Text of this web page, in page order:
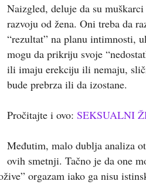
Naizgled, deluje da su
razvoju od žena. Oni treba da
“rezultat” na planu intimnosti,
mogu da prikriju svoje
ili imaju erekciju ili nemaju,
bude prebrza ili da izostane.
Pročitajte i ovo: SEKSUALNI
Međutim, malo dublja analiza
ovih smetnji. Tačno je da one
orgazam iako ga nisu